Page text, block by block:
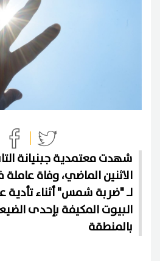
شهدت معتمدية جبنيانة
الاثنين الماضي، وفاة عاملة
لـ "ضربة شمس" أثناء
البيوت المكيفة بإحدى
بالمنطقة